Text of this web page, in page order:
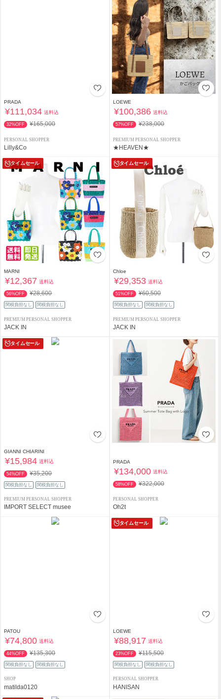
PRADA
¥111,034 送料込
32%OFF ¥165,000
PERSONAL SHOPPER
Lilly&Co
LOEWE
¥100,386 送料込
57%OFF ¥238,000
PREMIUM PERSONAL SHOPPER
★HEAVEN★
タイムセール
MARNI
¥12,367 送料込
56%OFF ¥28,600
関税負担なし 関税負担なし
PREMIUM PERSONAL SHOPPER
JACK IN
タイムセール
Chloe
¥29,353 送料込
51%OFF ¥60,500
関税負担なし 関税負担なし
PREMIUM PERSONAL SHOPPER
JACK IN
タイムセール
GIANNI CHIARINI
¥15,984 送料込
54%OFF ¥35,200
関税負担なし 関税負担なし
PREMIUM PERSONAL SHOPPER
IMPORT SELECT musee
PRADA
¥134,000 送料込
58%OFF ¥322,000
PERSONAL SHOPPER
Oh2t
PATOU
¥74,800 送料込
44%OFF ¥135,300
関税負担なし 関税負担なし
SHOP
matilda0120
タイムセール
LOEWE
¥88,917 送料込
23%OFF ¥115,500
関税負担なし 関税負担なし
PERSONAL SHOPPER
HANISAN